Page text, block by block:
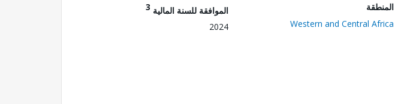
المنطقة
Western and Central Africa
الموافقة للسنة المالية 3
2024